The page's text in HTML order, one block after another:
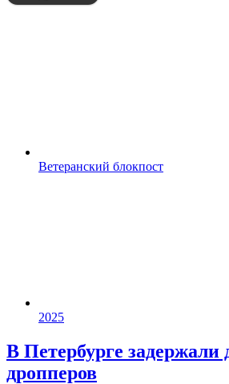
Ветеранский блокпост
2025
В Петербурге задержали
дропперов